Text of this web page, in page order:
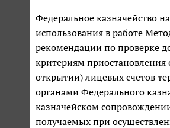
Федеральное казначейство
использования в работе
рекомендации по проверке
критериям приостановления
открытии) лицевых счетов
органами Федерального
казначейском
получаемых при